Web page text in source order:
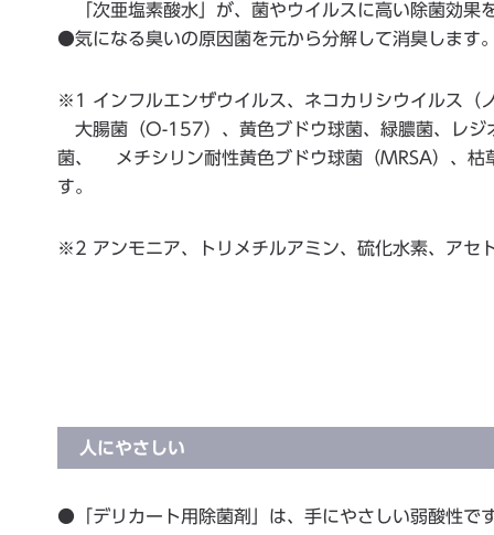
「次亜塩素酸水」が、菌やウイルスに高い除菌効果
●気になる臭いの原因菌を元から分解して消臭します
※1 インフルエンザウイルス、ネコカリシウイルス（
大腸菌（O-157）、黄色ブドウ球菌、緑膿菌、レジ
菌、 メチシリン耐性黄色ブドウ球菌（MRSA）、枯
す。
※2 アンモニア、トリメチルアミン、硫化水素、アセ
人にやさしい
●「デリカート用除菌剤」は、手にやさしい弱酸性で